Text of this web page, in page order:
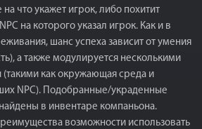
что укажет игрок, либо похитит
на которого указал игрок. Как и в
шанс успеха зависит от умения
а также модулируется несколькими
как окружающая среда и
NPC). Подобранные/украденные
в инвентаре компаньона.
возможности использовать